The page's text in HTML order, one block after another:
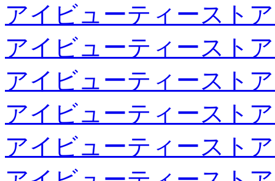
アイビューティースト
アイビューティースト
アイビューティースト
アイビューティースト
アイビューティースト